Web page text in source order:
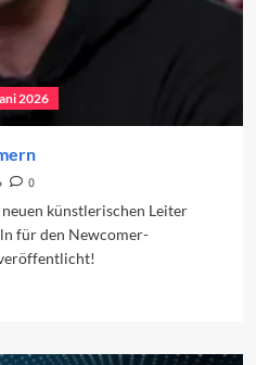
2026
0
künstlerischen Leiter
für den Newcomer-